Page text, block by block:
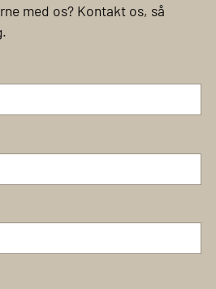
med os? Kontakt os, så